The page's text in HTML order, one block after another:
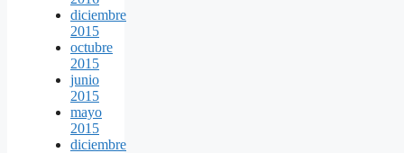
diciembre
2015
octubre
2015
junio
2015
mayo
2015
diciembre